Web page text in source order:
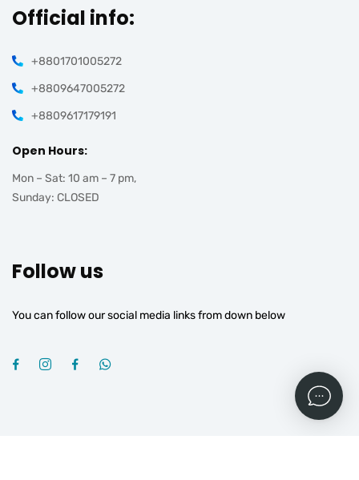
Official info:
+8801701005272
+8809647005272
+8809617179191
Open Hours:
Mon – Sat: 10 am – 7 pm,
Sunday: CLOSED
Follow us
You can follow our social media links from down below